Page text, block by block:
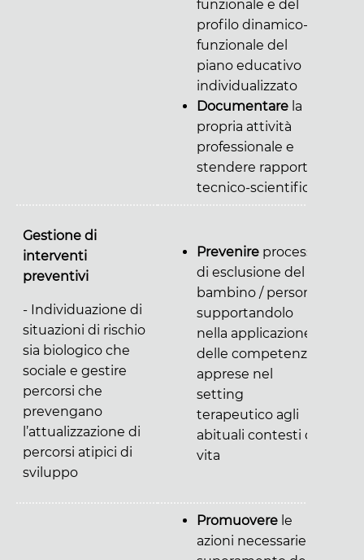
funzionale e del
profilo dinamico-
funzionale del
piano educativo
individualizzato
Documentare la
propria attività
professionale e
stendere rapporti
tecnico-scientifici
Gestione di
interventi
preventivi
- Individuazione di
situazioni di rischio
sia biologico che
sociale e gestire
percorsi che
prevengano
l’attualizzazione di
percorsi atipici di
sviluppo
Prevenire processi
di esclusione del
bambino / persona,
supportandolo
nella applicazione
delle competenze
apprese nel
setting
terapeutico agli
abituali contesti di
vita
Promuovere le
azioni necessarie al